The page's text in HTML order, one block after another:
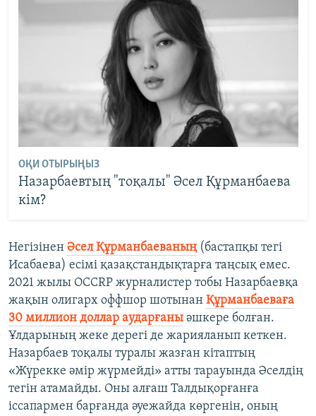
ОҚИ ОТЫРЫҢЫЗ
Назарбаевтың "тоқалы" Әсел Құрманбаева
кім?
Негізінен Әсел Құрманбаеваның(бастапқы тегі
Исабаева) есімі қазақстандықтарға таңсық емес.
2021 жылы OCCRP журналистер тобы Назарбаевқа
жақын олигарх оффшор шотынан Құрманбаеваға
30 миллион доллар аударғаны әшкере болған.
Ұлдарының жеке дерегі де жарияланып кеткен.
Назарбаев тоқалы туралы жазған кітаптың
«Жүрекке әмір жүрмейді» атты тарауында Әселдің
тегін атамайды. Оны алғаш Талдықорғанға
іссапармен барғанда әуежайда көргенін, оның